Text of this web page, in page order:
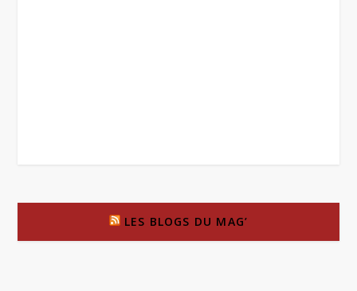
LES BLOGS DU MAG’